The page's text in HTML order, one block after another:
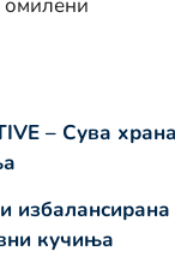
– Сува
кучиња